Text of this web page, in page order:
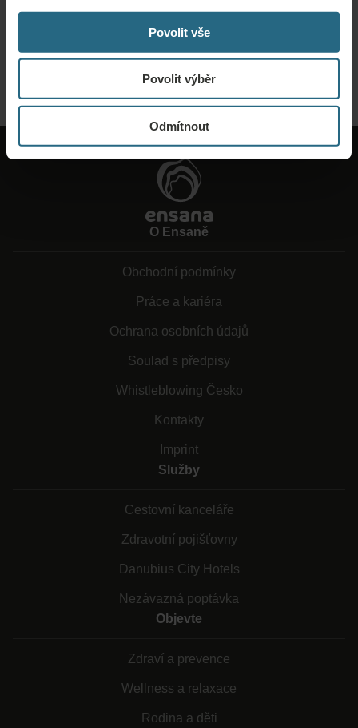
Povolit vše
Povolit výběr
Odmítnout
možnou nabídku. Rádi vám poskytneme další informace, které jste na našich
ODESLAT POPTÁVKU
O Ensaně
Obchodní podmínky
Práce a kariéra
Ochrana osobních údajů
Soulad s předpisy
Whistleblowing Česko
Kontakty
Imprint
Služby
Cestovní kanceláře
Zdravotní pojišťovny
Danubius City Hotels
Nezávazná poptávka
Objevte
Zdraví a prevence
Wellness a relaxace
Rodina a děti